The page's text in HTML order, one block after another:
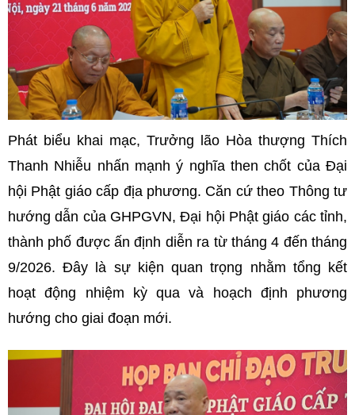
Phát biểu khai mạc, Trưởng lão Hòa thượng Thích
Thanh Nhiễu nhấn mạnh ý nghĩa then chốt của Đại
hội Phật giáo cấp địa phương. Căn cứ theo Thông tư
hướng dẫn của GHPGVN, Đại hội Phật giáo các tỉnh,
thành phố được ấn định diễn ra từ tháng 4 đến tháng
9/2026. Đây là sự kiện quan trọng nhằm tổng kết
hoạt động nhiệm kỳ qua và hoạch định phương
hướng cho giai đoạn mới.